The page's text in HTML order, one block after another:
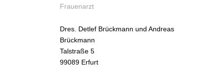
Frauenarzt
Dres. Detlef Brückmann und Andreas
Brückmann
Talstraße 5
99089 Erfurt